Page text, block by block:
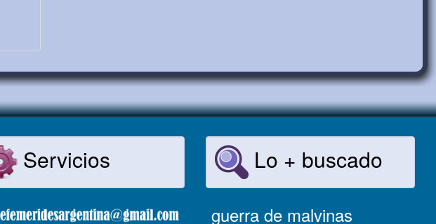
Servicios Lo + buscado
guerra de malvinas